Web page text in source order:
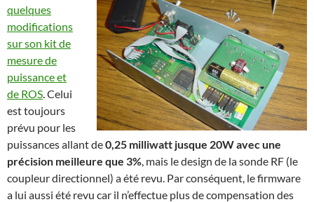
quelques
modifications
sur son kit de
mesure de
puissance et
de ROS . Celui
est toujours
prévu pour les
puissances allant de0,25 milliwatt jusque 20W avec une
précision meilleure que 3% , mais le design de la sonde RF (le
coupleur directionnel) a été revu. Par conséquent, le firmware
a lui aussi été revu car il n’effectue plus de compensation des